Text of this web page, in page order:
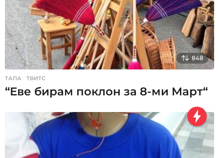
848
ТАПА ,ТВИТС
“Еве бирам поклон за 8-ми Март“